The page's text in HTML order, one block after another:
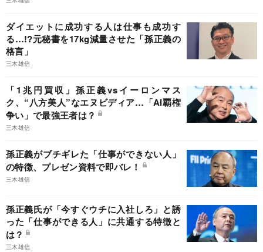
ダイエットに成功する人は仕事も成功す
る…!?元秘書を17kg減量させた「孫正義の
格言」
三木雄信
「1兆円買収」孫正義vsイーロンマス
ク、“八方美人”なエヌビディア…「AI覇権
争い」で最強王者は？
三木雄信
孫正義がブチギレた「仕事ができない人」
の特徴、プレゼン資料で即バレ！
三木雄信
孫正義氏が「今すぐウチに入社しろ」と誘
った「仕事ができる人」に共通する特徴と
は？
三木雄信